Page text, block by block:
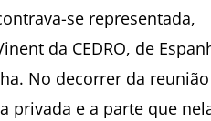
se representada,
da CEDRO, de
No decorrer da
privada e a parte que